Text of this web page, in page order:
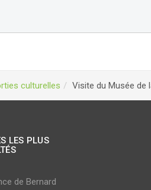
culturelles Visite du Musée de
LES PLUS
de Bernard